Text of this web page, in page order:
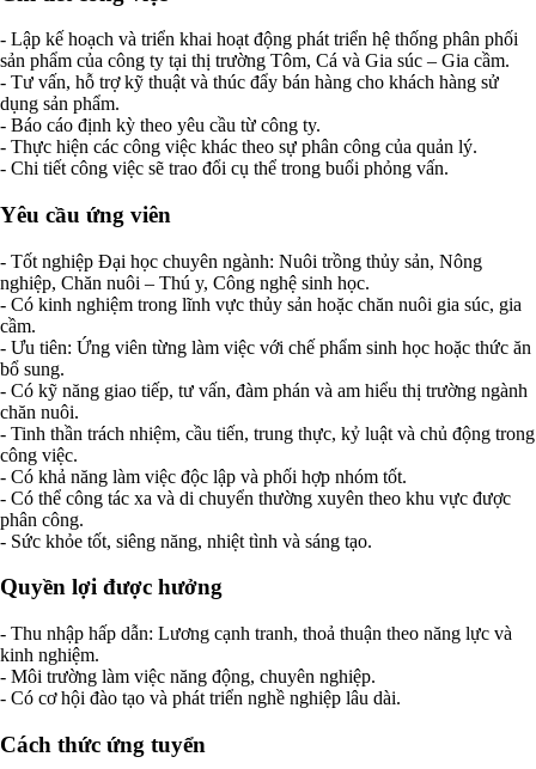
- Lập kế hoạch và triển khai hoạt động phát triển hệ thống phân phối
sản phẩm của công ty tại thị trường Tôm, Cá và Gia súc – Gia cầm.
- Tư vấn, hỗ trợ kỹ thuật và thúc đẩy bán hàng cho khách hàng sử
dụng sản phẩm.
- Báo cáo định kỳ theo yêu cầu từ công ty.
- Thực hiện các công việc khác theo sự phân công của quản lý.
- Chi tiết công việc sẽ trao đổi cụ thể trong buổi phỏng vấn.
Yêu cầu ứng viên
- Tốt nghiệp Đại học chuyên ngành: Nuôi trồng thủy sản, Nông
nghiệp, Chăn nuôi – Thú y, Công nghệ sinh học.
- Có kinh nghiệm trong lĩnh vực thủy sản hoặc chăn nuôi gia súc, gia
cầm.
- Ưu tiên: Ứng viên từng làm việc với chế phẩm sinh học hoặc thức ăn
bổ sung.
- Có kỹ năng giao tiếp, tư vấn, đàm phán và am hiểu thị trường ngành
chăn nuôi.
- Tinh thần trách nhiệm, cầu tiến, trung thực, kỷ luật và chủ động trong
công việc.
- Có khả năng làm việc độc lập và phối hợp nhóm tốt.
- Có thể công tác xa và di chuyển thường xuyên theo khu vực được
phân công.
- Sức khỏe tốt, siêng năng, nhiệt tình và sáng tạo.
Quyền lợi được hưởng
- Thu nhập hấp dẫn: Lương cạnh tranh, thoả thuận theo năng lực và
kinh nghiệm.
- Môi trường làm việc năng động, chuyên nghiệp.
- Có cơ hội đào tạo và phát triển nghề nghiệp lâu dài.
Cách thức ứng tuyển